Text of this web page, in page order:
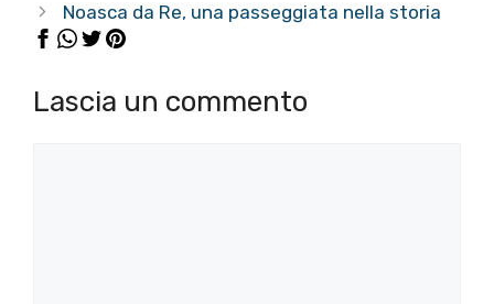
Noasca da Re, una passeggiata nella storia
Lascia un commento